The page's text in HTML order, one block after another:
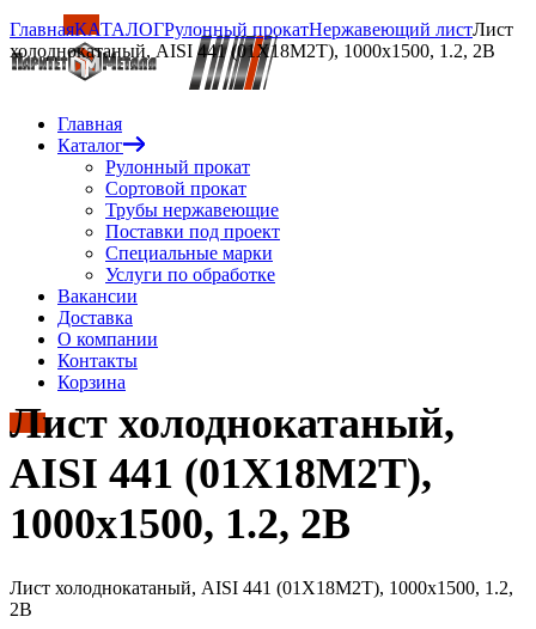
Главная
Каталог
Рулонный прокат
Сортовой прокат
Трубы нержавеющие
Поставки под проект
Специальные марки
Услуги по обработке
Вакансии
Доставка
О компании
Контакты
Корзина
ГлавнаяКАТАЛОГРулонный прокатНержавеющий листЛист
холоднокатаный, AISI 441 (01Х18М2Т), 1000х1500, 1.2, 2B
Лист холоднокатаный,
AISI 441 (01Х18М2Т),
1000х1500, 1.2, 2B
Лист холоднокатаный, AISI 441 (01Х18М2Т), 1000х1500, 1.2,
2B